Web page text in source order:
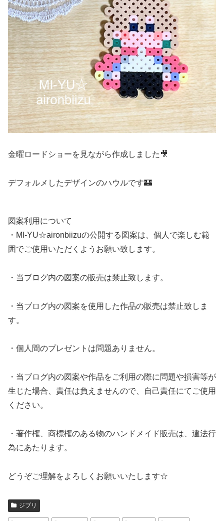
金曜ロードショーを見ながら作成しました🎥
デフォルメしたデザインのハウルです🏰
図案利用について
・MI-YU☆aironbiizuの公開する図案は、個人で楽しむ範
囲でご使用いただくようお願い致します。
・当ブログ内の図案の販売は禁止致します。
・当ブログ内の図案を使用した作品の販売は禁止致しま
す。
・個人間のプレゼントは問題ありません。
・当ブログ内の図案や作品をご利用の際に問題や損害等が
生じた場合、責任は負えませんので、自己責任にてご使用
ください。
・著作権、商標権のある物のハンドメイド販売は、違法行
為にあたります。
どうぞご理解をよろしくお願いいたします☆
ジブリ